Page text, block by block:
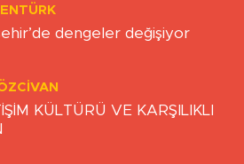
dengeler değişiyor
KÜLTÜRÜ VE KARŞILIKLI